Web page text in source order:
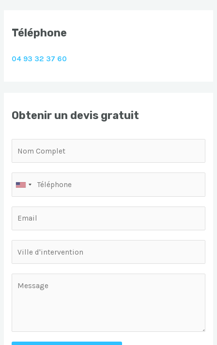
Téléphone
04 93 32 37 60
Obtenir un devis gratuit